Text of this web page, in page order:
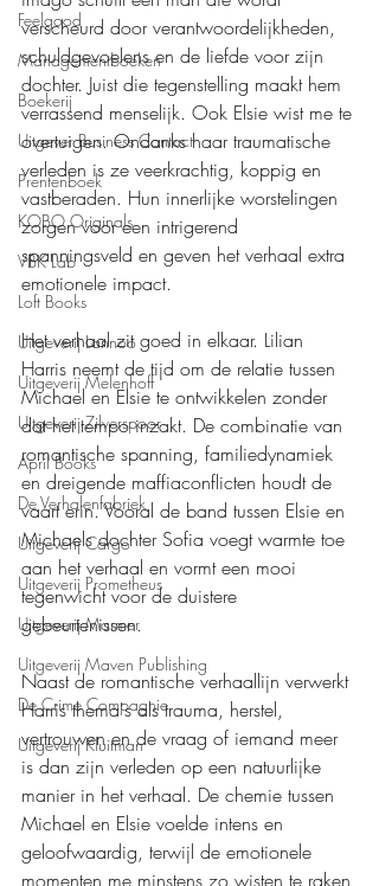
Feelgood
Managementboeken
Boekerij
Uitgever Business Contact
Prentenboek
KOBO Originals
VBK Lab
Loft Books
Uitgeverij Lannoo
Uitgeverij Melenhoff
Uitgeverij Zilverspoor
April Books
De Verhalenfabriek
Uitgeverij Cargo
Uitgeverij Prometheus
Uitgeverij Marmer
Uitgeverij Maven Publishing
De Crime Compagnie
Uitgeverij Kluitman
verscheurd door verantwoordelijkheden,
schuldgevoelens en de liefde voor zijn
dochter. Juist die tegenstelling maakt hem
verrassend menselijk. Ook Elsie wist me te
overtuigen. Ondanks haar traumatische
verleden is ze veerkrachtig, koppig en
vastberaden. Hun innerlijke worstelingen
zorgen voor een intrigerend
spanningsveld en geven het verhaal extra
emotionele impact.
Het verhaal zit goed in elkaar. Lilian
Harris neemt de tijd om de relatie tussen
Michael en Elsie te ontwikkelen zonder
dat het tempo inzakt. De combinatie van
romantische spanning, familiedynamiek
en dreigende maffiaconflicten houdt de
vaart erin. Vooral de band tussen Elsie en
Michaels dochter Sofia voegt warmte toe
aan het verhaal en vormt een mooi
tegenwicht voor de duistere
gebeurtenissen.
Naast de romantische verhaallijn verwerkt
Harris thema's als trauma, herstel,
vertrouwen en de vraag of iemand meer
is dan zijn verleden op een natuurlijke
manier in het verhaal. De chemie tussen
Michael en Elsie voelde intens en
geloofwaardig, terwijl de emotionele
momenten me minstens zo wisten te raken